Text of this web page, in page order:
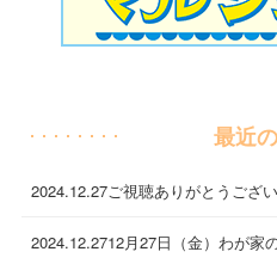
最近
2024.12.27ご視聴ありがとうござ
2024.12.2712月27日（金）わが家